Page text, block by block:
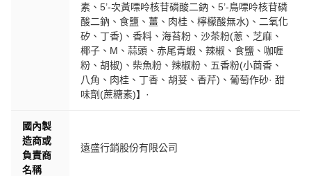
素、5’-次黃嘌呤核苷磷酸二鈉、5’-鳥嘌呤核苷磷
酸二鈉、食鹽、薑、肉桂、檸檬酸無水)、二氧化
矽、丁香)、香料、海苔粉、沙茶粉(蔥、芝麻、
椰子、M、蒜頭、赤尾青蝦、辣椒、食鹽、咖喱
粉、胡椒)、柴魚粉、辣椒粉、五香粉(小茴香、
八角、肉桂、丁香、胡荽、香芹)、葡萄作砂· 甜
味劑(蔗糖素)】·
國內製
造商或
負責商
名稱
遠盛行銷股份有限公司